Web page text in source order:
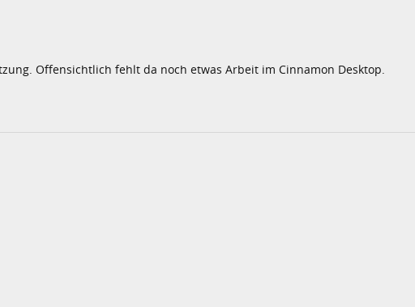
Offensichtlich fehlt da noch etwas Arbeit im Cinnamon Desktop.